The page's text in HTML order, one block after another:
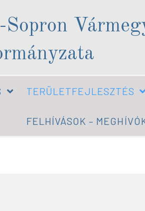
TERÜLETFEJLESZTÉS
FELHÍVÁSOK –